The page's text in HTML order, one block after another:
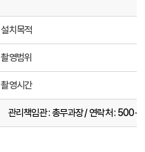
설치목적
촬영범위
촬영시간
관리책임관 : 총무과장 / 연락처 :